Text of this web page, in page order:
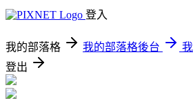
登入
我的部落格 我的部落格後台
登出